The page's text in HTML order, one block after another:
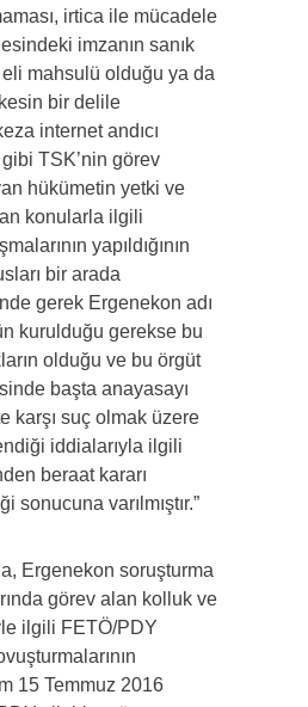
irtica ile mücadele
imzanın sanık
eli mahsulü olduğu ya da
bir delile
internet andıcı
TSK’nin görev
hükümetin yetki ve
konularla ilgili
yapıldığının
bir arada
gerek Ergenekon adı
kurulduğu gerekse bu
olduğu ve bu örgüt
başta anayasayı
karşı suç olmak üzere
iddialarıyla ilgili
beraat kararı
sonucuna varılmıştır.”
Ergenekon soruşturma
görev alan kolluk ve
ilgili FETÖ/PDY
15 Temmuz 2016